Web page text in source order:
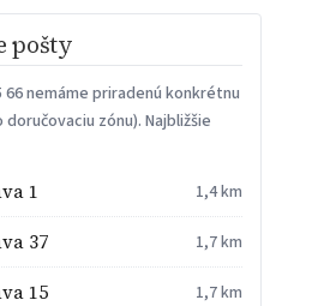
pošty
66 nemáme priradenú konkrétnu
zónu). Najbližšie
1 1,4 km
37 1,7 km
15 1,7 km